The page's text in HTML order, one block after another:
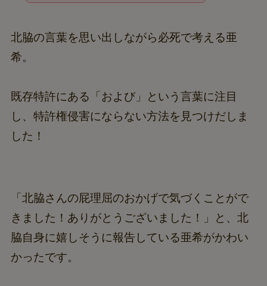
北脇の言葉を思い出しながら必死で考える亜
希。
既存特許にある「および」という言葉に注目
し、特許権侵害にならない方法を見つけだしま
した！
「北脇さんの屁理屈のおかげで気づくことがで
きました！ありがとうございました！」と、北
脇自身に嬉しそうに報告している亜希がかわい
かったです。